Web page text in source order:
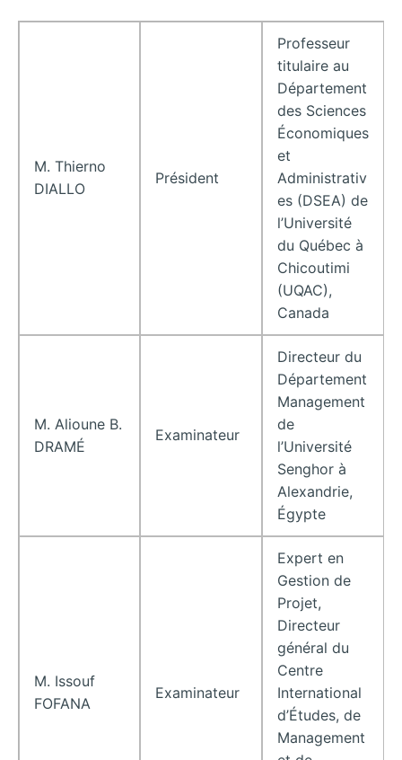
M. Thierno
DIALLO
Président
Professeur
titulaire au
Département
des Sciences
Économiques
et
Administrativ
es (DSEA) de
l’Université
du Québec à
Chicoutimi
(UQAC),
Canada
M. Alioune B.
DRAMÉ
Examinateur
Directeur du
Département
Management
de
l’Université
Senghor à
Alexandrie,
Égypte
M. Issouf
FOFANA
Examinateur
Expert en
Gestion de
Projet,
Directeur
général du
Centre
International
d’Études, de
Management